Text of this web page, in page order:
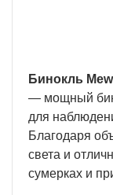
Бинокль
— мощный
для
Благодаря
света и
сумерках и